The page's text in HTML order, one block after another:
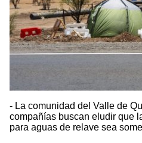
- La comunidad del Valle de
compañías buscan eludir que
para aguas de relave sea